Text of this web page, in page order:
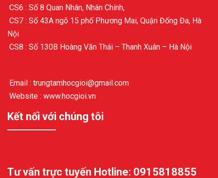
CS6 : Số 8 Quan Nhân, Nhân Chính,
CS7 : Số 43A ngõ 15 phố Phương Mai, Quận Đống Đa, Hà
Nội
CS8 : Số 130B Hoàng Văn Thái – Thanh Xuân – Hà Nội
Email : trungtamhocgioi@gmail.com
Website : www.hocgioi.vn
Kết nối với chúng tôi
Tư vấn trực tuyến Hotline: 0915818855